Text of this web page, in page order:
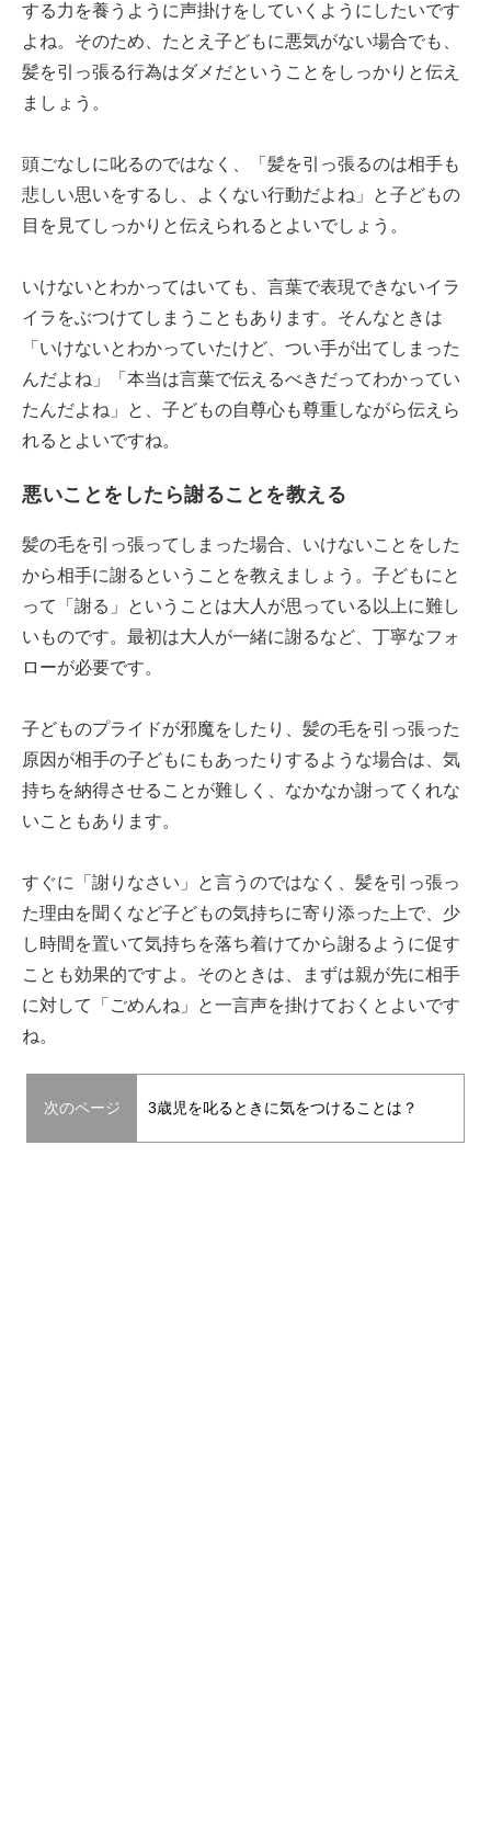
する力を養うように声掛けをしていくようにしたいです
よね。そのため、たとえ子どもに悪気がない場合でも、
髪を引っ張る行為はダメだということをしっかりと伝え
ましょう。
頭ごなしに叱るのではなく、「髪を引っ張るのは相手も
悲しい思いをするし、よくない行動だよね」と子どもの
目を見てしっかりと伝えられるとよいでしょう。
いけないとわかってはいても、言葉で表現できないイラ
イラをぶつけてしまうこともあります。そんなときは
「いけないとわかっていたけど、つい手が出てしまった
んだよね」「本当は言葉で伝えるべきだってわかってい
たんだよね」と、子どもの自尊心も尊重しながら伝えら
れるとよいですね。
悪いことをしたら謝ることを教える
髪の毛を引っ張ってしまった場合、いけないことをした
から相手に謝るということを教えましょう。子どもにと
って「謝る」ということは大人が思っている以上に難し
いものです。最初は大人が一緒に謝るなど、丁寧なフォ
ローが必要です。
子どものプライドが邪魔をしたり、髪の毛を引っ張った
原因が相手の子どもにもあったりするような場合は、気
持ちを納得させることが難しく、なかなか謝ってくれな
いこともあります。
すぐに「謝りなさい」と言うのではなく、髪を引っ張っ
た理由を聞くなど子どもの気持ちに寄り添った上で、少
し時間を置いて気持ちを落ち着けてから謝るように促す
ことも効果的ですよ。そのときは、まずは親が先に相手
に対して「ごめんね」と一言声を掛けておくとよいです
ね。
次のページ 3歳児を叱るときに気をつけることは？